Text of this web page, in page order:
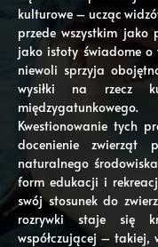
kulturowe – ucząc
przede wszystkim
jako istoty świadome o
niewoli sprzyja
wysiłki na rzecz
międzygatunkowego.
Kwestionowanie tych
docenienie zwierząt
naturalnego
form edukacji i
swój stosunek do
rozrywki staje się
współczującej – takiej,